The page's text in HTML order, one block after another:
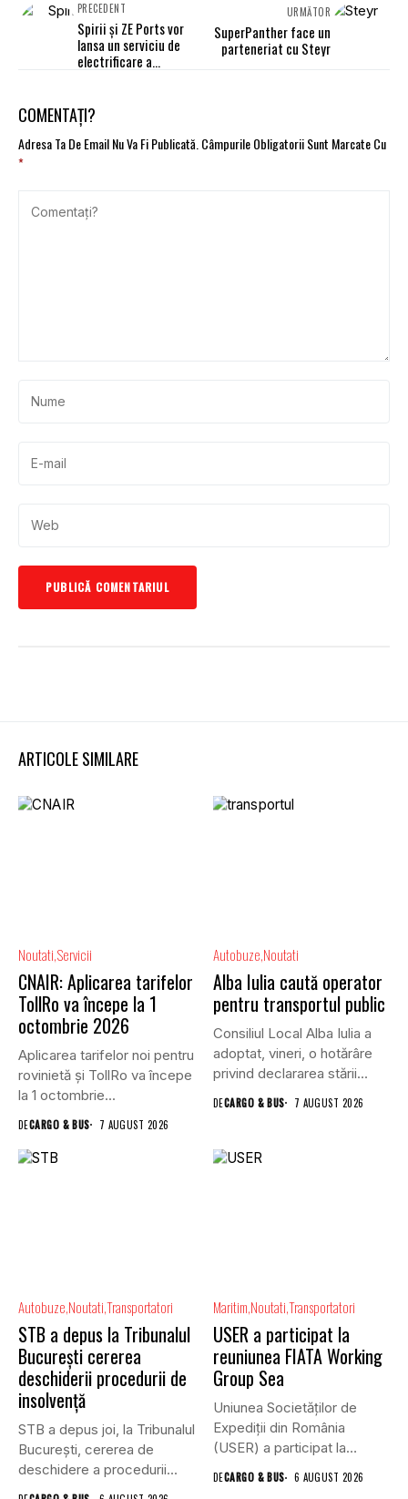
PRECEDENT
Spirii și ZE Ports vor
lansa un serviciu de
electrificare a
URMĂTOR
SuperPanther face un
parteneriat cu Steyr
COMENTAȚI?
Adresa Ta De Email Nu Va Fi Publicată. Câmpurile Obligatorii Sunt Marcate Cu
*
ARTICOLE SIMILARE
Noutati Servicii
CNAIR: Aplicarea tarifelor
TollRo va începe la 1
octombrie 2026
Aplicarea tarifelor noi pentru
rovinietă și TollRo va începe
la 1 octombrie...
DECARGO & BUS 7 AUGUST 2026
Autobuze Noutati
Alba Iulia caută operator
pentru transportul public
Consiliul Local Alba Iulia a
adoptat, vineri, o hotărâre
privind declararea stării...
DECARGO & BUS 7 AUGUST 2026
Autobuze NoutatiTransportatori
STB a depus la Tribunalul
București cererea
deschiderii procedurii de
insolvență
STB a depus joi, la Tribunalul
Bucureşti, cererea de
deschidere a procedurii...
Maritim NoutatiTransportatori
USER a participat la
reuniunea FIATA Working
Group Sea
Uniunea Societăților de
Expediții din România
(USER) a participat la
reuniunea online...
DECARGO & BUS 6 AUGUST 2026